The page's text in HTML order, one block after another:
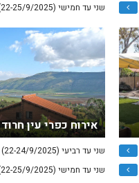
שני עד חמישי (22-25/9/2025)
אירוח כפרי עין חרוד
שני עד רביעי (22-24/9/2025)
שני עד חמישי (22-25/9/2025)